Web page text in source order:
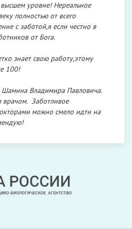
уровне! Нереальное
полностью от всего
с заботой,я если честно в
от Бога.
знает свою работу,этому
100!
Шамина Владимира Павловича.
Заботливое
можно смело идти на